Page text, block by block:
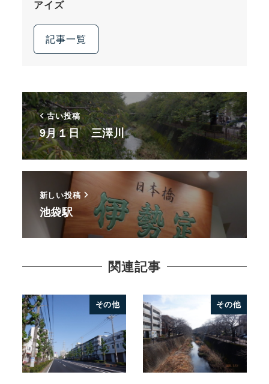
アイズ
記事一覧
古い投稿
9月１日 三澤川
新しい投稿
池袋駅
関連記事
その他 その他